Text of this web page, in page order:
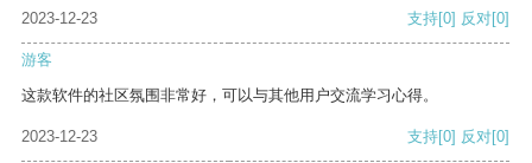
2023-12-23 支持[0] 反对[0]
游客
这款软件的社区氛围非常好，可以与其他用户交流学习心得。
2023-12-23 支持[0] 反对[0]